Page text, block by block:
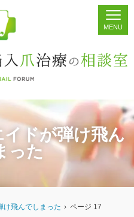
検索
ドが弾け飛ん
った
け飛んでしまった › ページ 17